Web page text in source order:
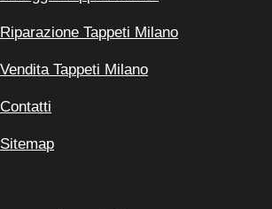
Riparazione Tappeti Milano
Vendita Tappeti Milano
Contatti
Sitemap